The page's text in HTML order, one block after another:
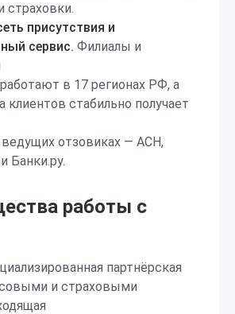
страховки.
присутствия и
сервис. Филиалы и
в 17 регионах РФ, а
клиентов стабильно получает
отзовиках — АСН,
Банки.ру.
работы с
партнёрская
и страховыми